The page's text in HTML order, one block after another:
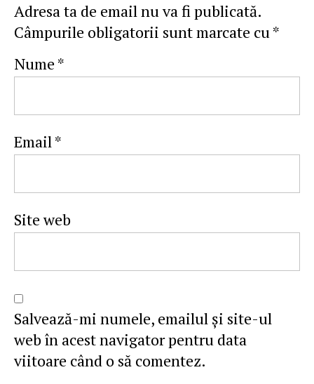
Adresa ta de email nu va fi publicată.
Câmpurile obligatorii sunt marcate cu*
Nume *
Email*
Site web
Salvează-mi numele, emailul și site-ul
web în acest navigator pentru data
viitoare când o să comentez.